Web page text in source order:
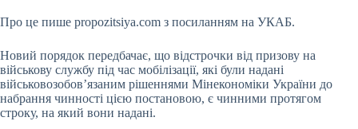
Про це пише propozitsiya.com з посиланням на УКАБ.
Новий порядок передбачає, що відстрочки від призову на
військову службу під час мобілізації, які були надані
військовозобов’язаним рішеннями Мінекономіки України до
набрання чинності цією постановою, є чинними протягом
строку, на який вони надані.